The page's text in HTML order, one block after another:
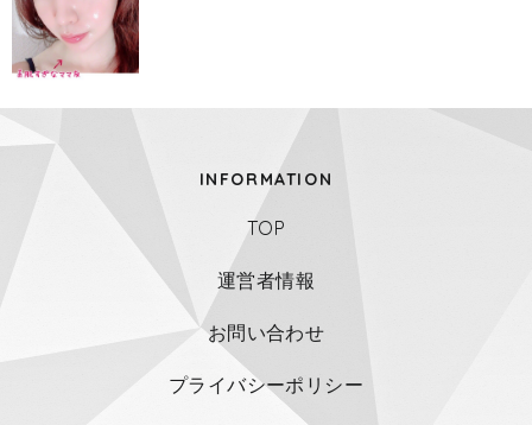
INFORMATION
TOP
運営者情報
お問い合わせ
プライバシーポリシー